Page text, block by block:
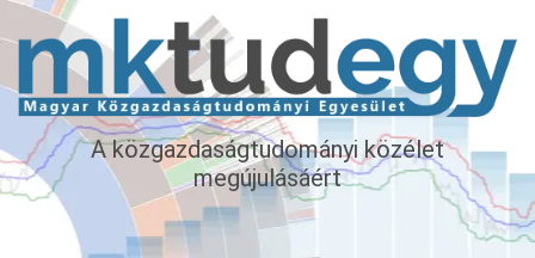
A közgazdaságtudományi közélet
megújulásáért